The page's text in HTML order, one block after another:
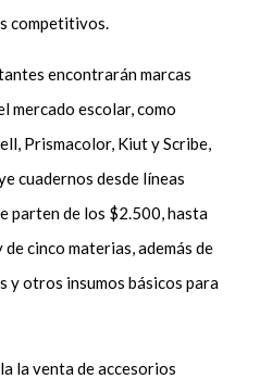
competitivos.
encontrarán marcas
mercado escolar, como
Prismacolor, Kiut y Scribe,
cuadernos desde líneas
parten de los $2.500, hasta
cinco materias, además de
y otros insumos básicos para
la venta de accesorios